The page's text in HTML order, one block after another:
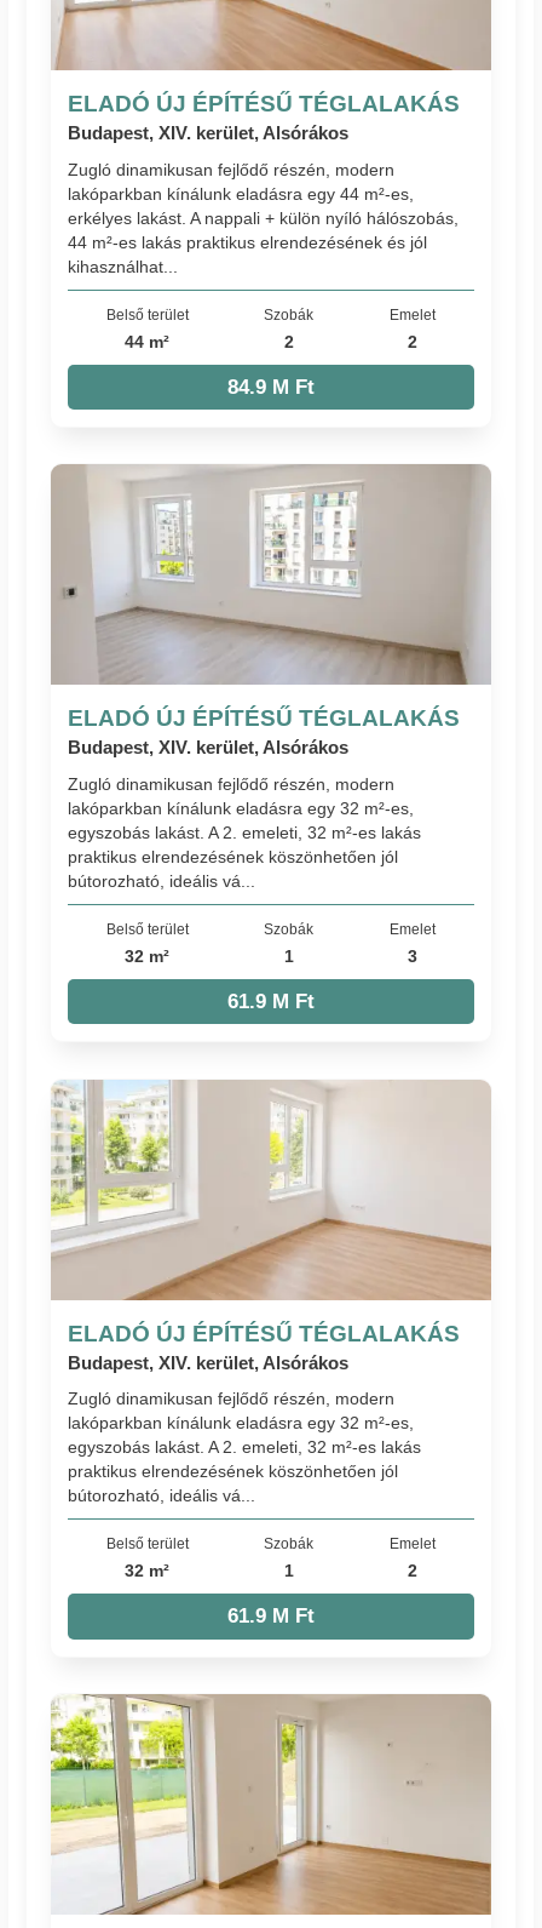
ELADÓ ÚJ ÉPÍTÉSŰ TÉGLALAKÁS
Budapest, XIV. kerület, Alsórákos
Zugló dinamikusan fejlődő részén, modern
lakóparkban kínálunk eladásra egy 44 m²-es,
erkélyes lakást. A nappali + külön nyíló hálószobás,
44 m²-es lakás praktikus elrendezésének és jól
kihasználhat...
Belső terület
44 m²
Szobák
2
Emelet
2
84.9 M Ft
ELADÓ ÚJ ÉPÍTÉSŰ TÉGLALAKÁS
Budapest, XIV. kerület, Alsórákos
Zugló dinamikusan fejlődő részén, modern
lakóparkban kínálunk eladásra egy 32 m²-es,
egyszobás lakást. A 2. emeleti, 32 m²-es lakás
praktikus elrendezésének köszönhetően jól
bútorozható, ideális vá...
Belső terület
32 m²
Szobák
1
Emelet
3
61.9 M Ft
ELADÓ ÚJ ÉPÍTÉSŰ TÉGLALAKÁS
Budapest, XIV. kerület, Alsórákos
Zugló dinamikusan fejlődő részén, modern
lakóparkban kínálunk eladásra egy 32 m²-es,
egyszobás lakást. A 2. emeleti, 32 m²-es lakás
praktikus elrendezésének köszönhetően jól
bútorozható, ideális vá...
Belső terület
32 m²
Szobák
1
Emelet
2
61.9 M Ft